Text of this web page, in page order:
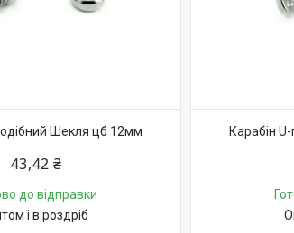
Шекля цб 12мм
43,42 ₴
до відправки
і в роздріб
Карабін